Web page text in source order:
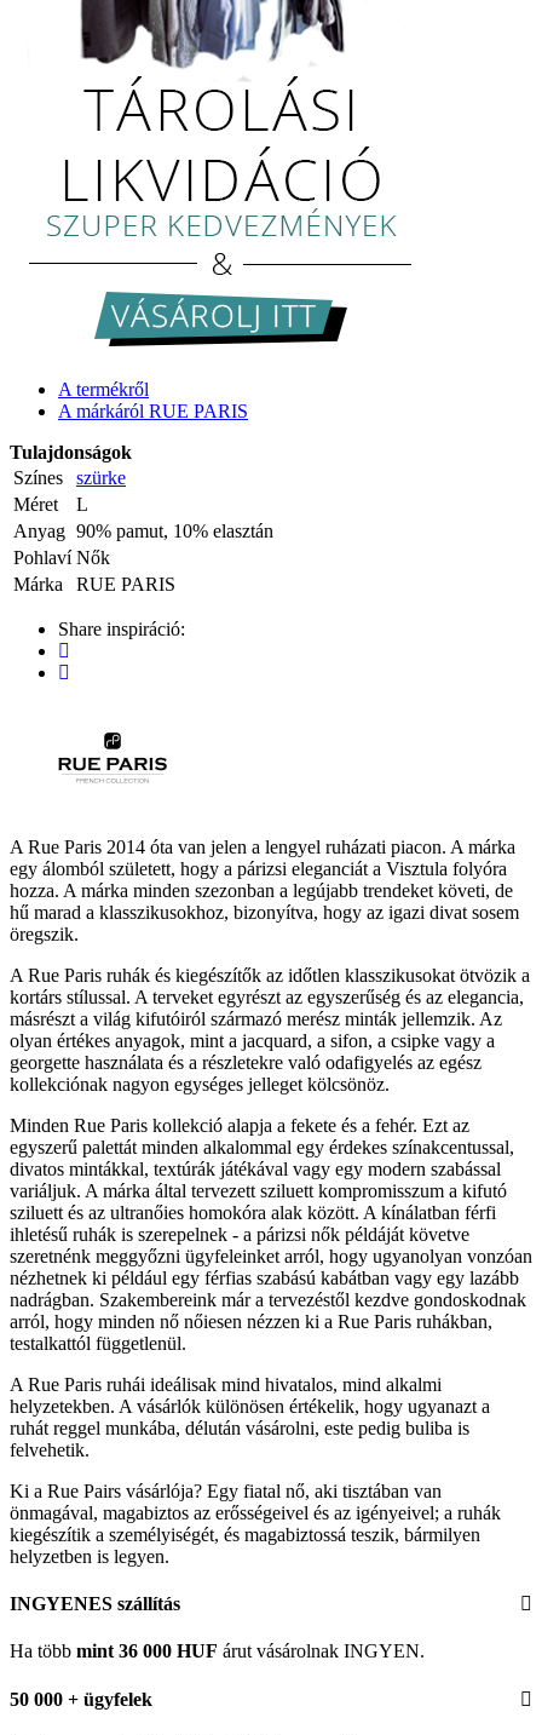
A termékről
A márkáról RUE PARIS
Tulajdonságok
Színes
szürke
Méret
L
Anyag 90% pamut, 10% elasztán
Pohlaví Nők
Márka
RUE PARIS
Share inspiráció:
A Rue Paris 2014 óta van jelen a lengyel ruházati piacon. A márka
egy álomból született, hogy a párizsi eleganciát a Visztula folyóra
hozza. A márka minden szezonban a legújabb trendeket követi, de
hű marad a klasszikusokhoz, bizonyítva, hogy az igazi divat sosem
öregszik.
A Rue Paris ruhák és kiegészítők az időtlen klasszikusokat ötvözik a
kortárs stílussal. A terveket egyrészt az egyszerűség és az elegancia,
másrészt a világ kifutóiról származó merész minták jellemzik. Az
olyan értékes anyagok, mint a jacquard, a sifon, a csipke vagy a
georgette használata és a részletekre való odafigyelés az egész
kollekciónak nagyon egységes jelleget kölcsönöz.
Minden Rue Paris kollekció alapja a fekete és a fehér. Ezt az
egyszerű palettát minden alkalommal egy érdekes színakcentussal,
divatos mintákkal, textúrák játékával vagy egy modern szabással
variáljuk. A márka által tervezett sziluett kompromisszum a kifutó
sziluett és az ultranőies homokóra alak között. A kínálatban férfi
ihletésű ruhák is szerepelnek - a párizsi nők példáját követve
szeretnénk meggyőzni ügyfeleinket arról, hogy ugyanolyan vonzóan
nézhetnek ki például egy férfias szabású kabátban vagy egy lazább
nadrágban. Szakembereink már a tervezéstől kezdve gondoskodnak
arról, hogy minden nő nőiesen nézzen ki a Rue Paris ruhákban,
testalkattól függetlenül.
A Rue Paris ruhái ideálisak mind hivatalos, mind alkalmi
helyzetekben. A vásárlók különösen értékelik, hogy ugyanazt a
ruhát reggel munkába, délután vásárolni, este pedig buliba is
felvehetik.
Ki a Rue Pairs vásárlója? Egy fiatal nő, aki tisztában van
önmagával, magabiztos az erősségeivel és az igényeivel; a ruhák
kiegészítik a személyiségét, és magabiztossá teszik, bármilyen
helyzetben is legyen.
INGYENES szállítás
Ha több mint 36 000 HUF árut vásárolnak INGYEN.
50 000 + ügyfelek